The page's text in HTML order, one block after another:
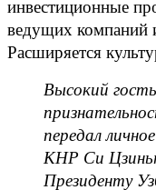
инвестиционные
ведущих компаний
Расширяется
Высокий
передал
КНР Си
Президенту